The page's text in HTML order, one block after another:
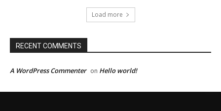
Load more
RECENT COMMENTS
A WordPress Commenter on Hello world!